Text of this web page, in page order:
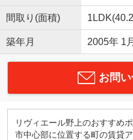
間取り(面積)
築年月 2005年 1
お問
リヴィエール野上のおすす
市中心部に位置する町の賃貸